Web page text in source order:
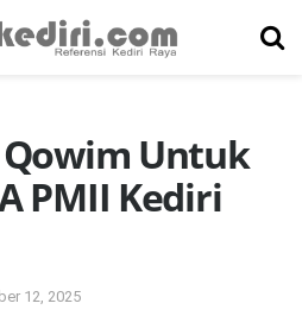
Qowim Untuk
PMII Kediri
12, 2025